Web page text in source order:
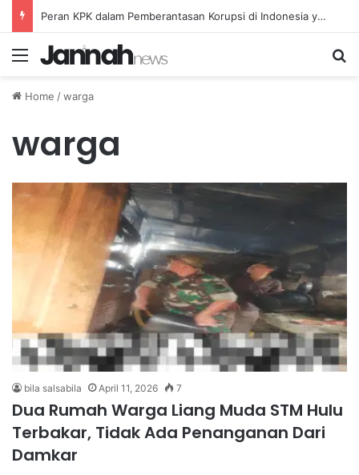
Peran KPK dalam Pemberantasan Korupsi di Indonesia yang Efektif dan Terukur
Menu
Home /warga
warga
bila salsabila April 11, 2026 7
Dua Rumah Warga Liang Muda STM Hulu
Terbakar, Tidak Ada Penanganan Dari
Damkar